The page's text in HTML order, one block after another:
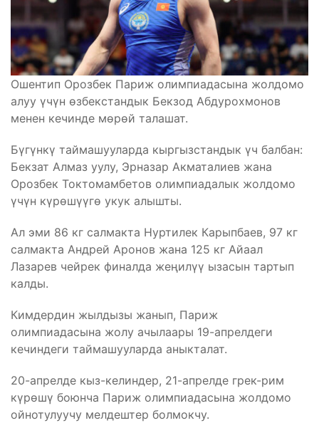
Ошентип Орозбек Париж олимпиадасына жолдомо
алуу үчүн өзбекстандык Бекзод Абдурохмонов
менен кечинде мөрөй талашат.
Бүгүнкү таймашууларда кыргызстандык үч балбан:
Бекзат Алмаз уулу, Эрназар Акматалиев жана
Орозбек Токтомамбетов олимпиадалык жолдомо
үчүн күрөшүүгө укук алышты.
Ал эми 86 кг салмакта Нуртилек Карыпбаев, 97 кг
салмакта Андрей Аронов жана 125 кг Айаал
Лазарев чейрек финалда жеңилүү ызасын тартып
калды.
Кимдердин жылдызы жанып, Париж
олимпиадасына жолу ачылаары 19-апрелдеги
кечиндеги таймашууларда аныкталат.
20-апрелде кыз-келиндер, 21-апрелде грек-рим
күрөшү боюнча Париж олимпиадасына жолдомо
ойнотулуучу мелдештер болмокчу.